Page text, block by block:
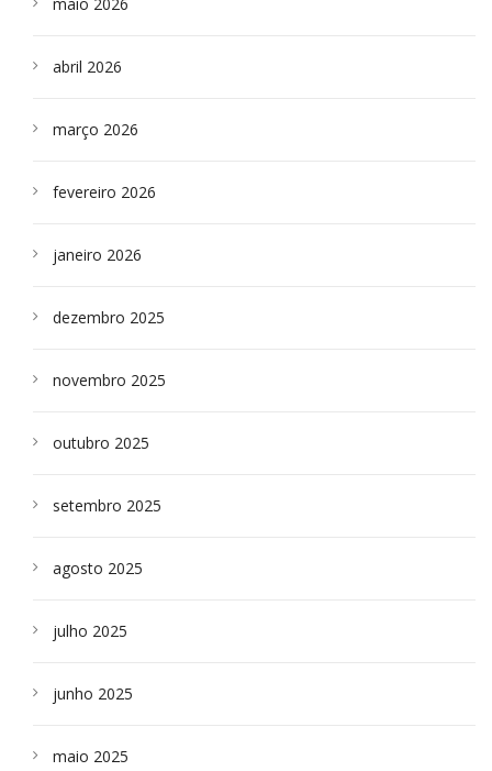
abril 2026
março 2026
fevereiro 2026
janeiro 2026
dezembro 2025
novembro 2025
outubro 2025
setembro 2025
agosto 2025
julho 2025
junho 2025
maio 2025